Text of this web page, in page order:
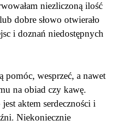
niezliczoną ilość
dobre słowo otwierało
i doznań niedostępnych
pomóc, wesprzeć, a nawet
na obiad czy kawę.
aktem serdeczności i
Niekoniecznie